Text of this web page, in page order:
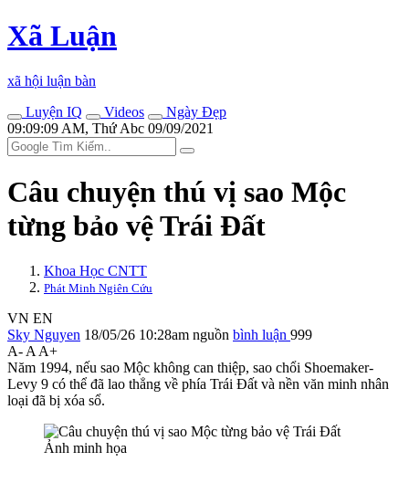
Xã Luận
xã hội luận bàn
Luyện IQ
Videos
Ngày Đẹp
09:09:09 AM, Thứ Abc 09/09/2021
Câu chuyện thú vị sao Mộc
từng bảo vệ Trái Đất
Khoa Học CNTT
Phát Minh Ngiên Cứu
VN EN
Sky Nguyen 18/05/26 10:28am nguồn bình luận 999
A- A A+
Năm 1994, nếu sao Mộc không can thiệp, sao chổi Shoemaker-
Levy 9 có thể đã lao thẳng về phía Trái Đất và nền văn minh nhân
loại đã bị xóa sổ.
Ảnh minh họa